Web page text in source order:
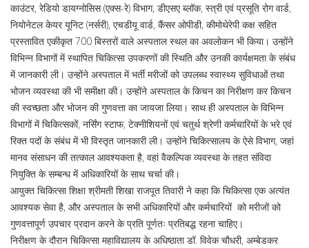
काउंटर, रेडियो डायग्नोसिस (एक्स-रे) विभाग, डीएसए ब्लॉक, स्त्री एवं प्रसूति रोग वार्ड,
नियोनेटल केयर यूनिट (नर्सरी), एचडीयू वार्ड, कैंसर ओपीडी, कीमोथेरेपी कक्ष सहित
प्रस्तावित एकीकृत 700 बिस्तरों वाले अस्पताल स्थल का अवलोकन भी किया। उन्होंने
विभिन्न विभागों में स्थापित चिकित्सा उपकरणों की स्थिति और उनकी कार्यक्षमता के संबंध
में जानकारी ली। उन्होंने अस्पताल में भर्ती मरीजों को उपलब्ध स्वास्थ्य सुविधाओं तथा
भोजन व्यवस्था की भी समीक्षा की। उन्होंने अस्पताल के किचन का निरीक्षण कर किचन
की स्वच्छता और भोजन की गुणवत्ता का जायजा लिया। साथ ही अस्पताल के विभिन्न
विभागों में चिकित्सकों, नर्सिंग स्टाफ, टेक्नीशियनों एवं चतुर्थ श्रेणी कर्मचारियों के भरे एवं
रिक्त पदों के संबंध में भी विस्तृत जानकारी ली। उन्होंने चिकित्सालय के ऐसे विभाग, जहां
मानव संसाधन की तत्काल आवश्यकता है, वहां वैकल्पिक व्यवस्था के तहत संविदा
नियुक्ति के सम्बन्ध में अधिकारियों के साथ चर्चा की।
आयुक्त चिकित्सा शिक्षा श्रीमती शिखा राजपूत तिवारी ने कहा कि चिकित्सा एक अत्यंत
आवश्यक सेवा है, और अस्पताल के सभी अधिकारियों और कर्मचारियों को मरीजों को
गुणवत्तापूर्ण उपचार प्रदान करने के प्रति पूर्णतः प्रतिबद्ध रहना चाहिए।
निरीक्षण के दौरान चिकित्सा महाविद्यालय के अधिष्ठाता डॉ. विवेक चौधरी, अम्बेडकर